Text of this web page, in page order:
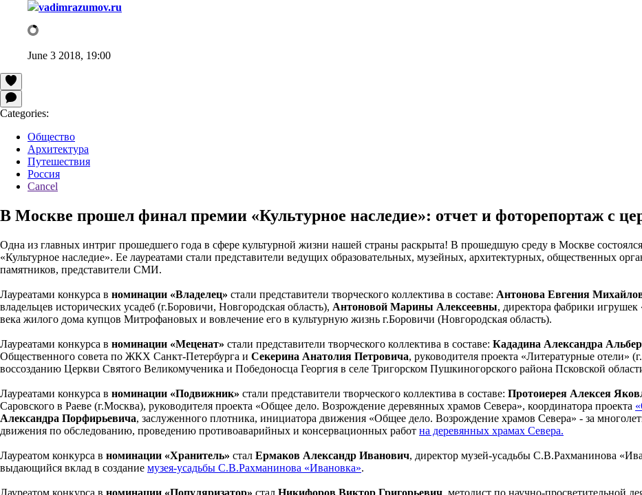
vadimrazumov.ru
June 3 2018, 19:00
Categories:
Общество
Архитектура
Путешествия
Россия
Cancel
В Москве прошел финал премии «Культурное наследие»: отчет и фоторепортаж с
Одна из главных интриг прошедшего года в сфере культурной жизни нашей страны раскрыта! В прошедшую среду в Москве
«Культурное наследие». Ее лауреатами стали представители ведущих образовательных, музейных, архитектурных, общественных
памятников, представители СМИ.
Лауреатами конкурса в номинации «Владелец» стали представители творческого коллектива в составе: Антонова Евгения
владельцев исторических усадеб (г.Боровичи, Новгородская область), Антоновой Марины Алексеевны, директора фабрики
века жилого дома купцов Митрофановых и вовлечение его в культурную жизнь г.Боровичи (Новгородская область).
Лауреатами конкурса в номинации «Меценат» стали представители творческого коллектива в составе: Кададина Александра
Общественного совета по ЖКХ Санкт-Петербурга и Секерина Анатолия Петровича, руководителя проекта «Литературные отели»
воссозданию Церкви Святого Великомученика и Победоносца Георгия в селе Тригорском Пушкиногорского района Псковской
Лауреатами конкурса в номинации «Подвижник» стали представители творческого коллектива в составе: Протоиерея Алексея
Саровского в Раеве (г.Москва), руководителя проекта «Общее дело. Возрождение деревянных храмов Севера», координатора проекта
Александра Порфирьевича, заслуженного плотника, инициатора движения «Общее дело. Возрождение храмов Севера» - за
движения по обследованию, проведению противоаварийных и консервационных работ на деревянных храмах Севера.
Лауреатом конкурса в номинации «Хранитель» стал Ермаков Александр Иванович, директор музей-усадьбы С.В.Рахманинова
выдающийся вклад в создание музея-усадьбы С.В.Рахманинова «Ивановка».
Лауреатом конкурса в номинации «Популяризатор» стал Никифоров Виктор Григорьевич , методист по научно-просветительной